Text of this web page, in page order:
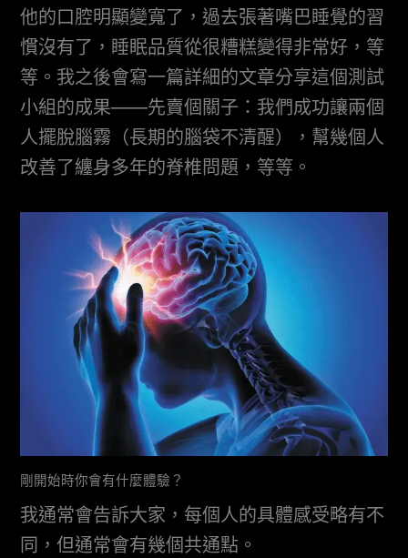
他的口腔明顯變寬了，過去張著嘴巴睡覺的習
慣沒有了，睡眠品質從很糟糕變得非常好，等
等。我之後會寫一篇詳細的文章分享這個測試
小組的成果——先賣個關子：我們成功讓兩個
人擺脫腦霧（長期的腦袋不清醒），幫幾個人
改善了纏身多年的脊椎問題，等等。
剛開始時你會有什麼體驗？
我通常會告訴大家，每個人的具體感受略有不
同，但通常會有幾個共通點。